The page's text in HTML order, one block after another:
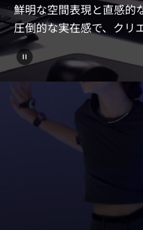
鮮明な空間表現と直感的
圧倒的な実在感で、クリ